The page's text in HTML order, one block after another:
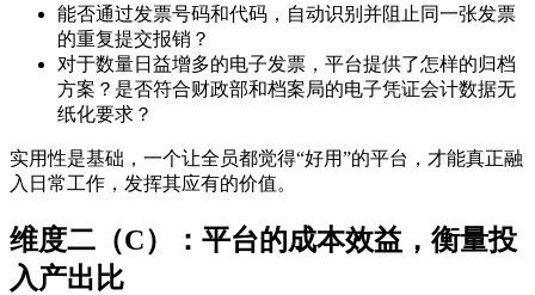
能否通过发票号码和代码，自动识别并阻止同一张发票
的重复提交报销？
对于数量日益增多的电子发票，平台提供了怎样的归档
方案？是否符合财政部和档案局的电子凭证会计数据无
纸化要求？
实用性是基础，一个让全员都觉得“好用”的平台，才能真正融
入日常工作，发挥其应有的价值。
维度二（C）：平台的成本效益，衡量投
入产出比